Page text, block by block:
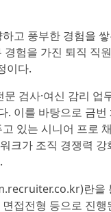
고 풍부한 경험을
험을 가진 퇴직 직
이다.
검사·여신 감리
. 이를 바탕으로 금
있는 시니어 프로
크가 조직 경쟁력
란을
접전형 등으로 진